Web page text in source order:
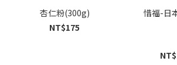
杏仁粉(300g)
NT$175
惜福-日